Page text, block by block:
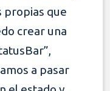
propias que
crear una
a pasar